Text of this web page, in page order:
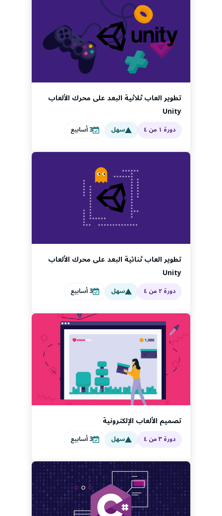
تطوير العاب ثلاثية البعد على محرك الألعاب
Unity
دورة ١ من ٤ سهل 3أسابيع
تطوير العاب ثنائية البعد على محرك الألعاب
Unity
دورة ٢ من ٤ سهل 3أسابيع
تصميم الألعاب الإلكترونية
دورة ٣ من ٤ سهل 3أسابيع